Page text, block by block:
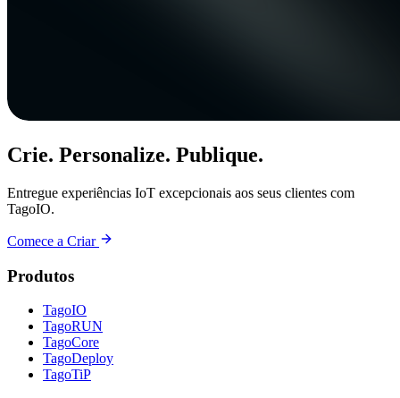
Crie. Personalize. Publique.
Entregue experiências IoT excepcionais aos seus clientes com
TagoIO.
Comece a Criar
Produtos
TagoIO
TagoRUN
TagoCore
TagoDeploy
TagoTiP